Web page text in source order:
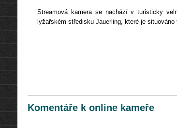
Streamová kamera se nachází v turisticky
lyžařském středisku Jauerling, které je situováno
Komentáře k online kameře